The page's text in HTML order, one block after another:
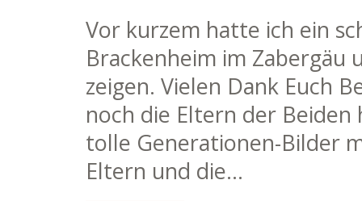
Vor kurzem hatte ich ein
Brackenheim im Zabergäu
zeigen. Vielen Dank Euch
noch die Eltern der
tolle Generationen-Bilder
Eltern und die...